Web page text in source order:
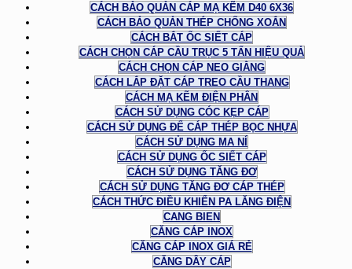
CÁCH BẢO QUẢN CÁP MẠ KẼM D40 6X36
CÁCH BẢO QUẢN THÉP CHỐNG XOẮN
CÁCH BẮT ỐC SIẾT CÁP
CÁCH CHỌN CÁP CẦU TRỤC 5 TẤN HIỆU QUẢ
CÁCH CHỌN CÁP NEO GIẰNG
CÁCH LẮP ĐẶT CÁP TREO CẦU THANG
CÁCH MẠ KẼM ĐIỆN PHÂN
CÁCH SỬ DỤNG CÓC KẸP CÁP
CÁCH SỬ DỤNG ĐỂ CÁP THÉP BỌC NHỰA
CÁCH SỬ DỤNG MA NÍ
CÁCH SỬ DỤNG ỐC SIẾT CÁP
CÁCH SỬ DỤNG TĂNG ĐƠ
CÁCH SỬ DỤNG TĂNG ĐƠ CÁP THÉP
CÁCH THỨC ĐIỀU KHIỂN PA LĂNG ĐIỆN
CANG BIEN
CĂNG CÁP INOX
CĂNG CÁP INOX GIÁ RẺ
CĂNG DÂY CÁP